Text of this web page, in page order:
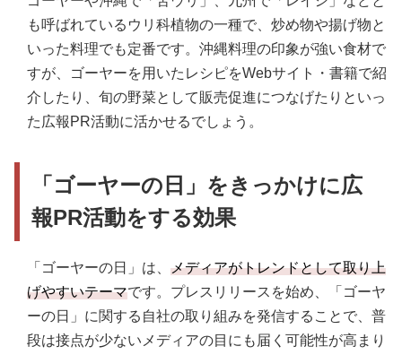
も呼ばれているウリ科植物の一種で、炒め物や揚げ物と
いった料理でも定番です。沖縄料理の印象が強い食材で
すが、ゴーヤーを用いたレシピをWebサイト・書籍で紹
介したり、旬の野菜として販売促進につなげたりといっ
た広報PR活動に活かせるでしょう。
「ゴーヤーの日」をきっかけに広
報PR活動をする効果
「ゴーヤーの日」は、 メディアがトレンドとして取り上
げやすいテーマです。プレスリリースを始め、「ゴーヤ
ーの日」に関する自社の取り組みを発信することで、普
段は接点が少ないメディアの目にも届く可能性が高まり